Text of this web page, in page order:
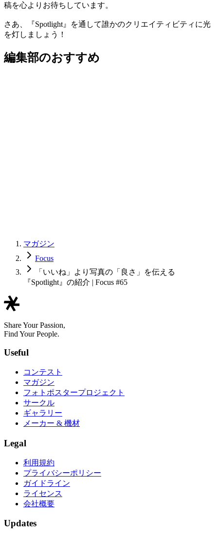
稿を心よりお待ちしています。
さあ、『Spotlight』を通して誰かのクリエイティビティに光
を灯しましょう！
編集部のおすすめ
マガジン
Focus
「いいね」より写真の「良さ」を伝える
『Spotlight』の紹介 | Focus #65
Share Your Passion,
Find Your People.
Useful
コンテスト
マガジン
フォトポスタープロジェクト
サークル
ギャラリー
メーカー & 機材
Legal
利用規約
プライバシーポリシー
ガイドライン
ライセンス
会社概要
Updates